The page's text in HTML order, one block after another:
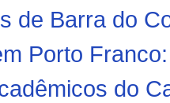
de Barra do
Porto
do